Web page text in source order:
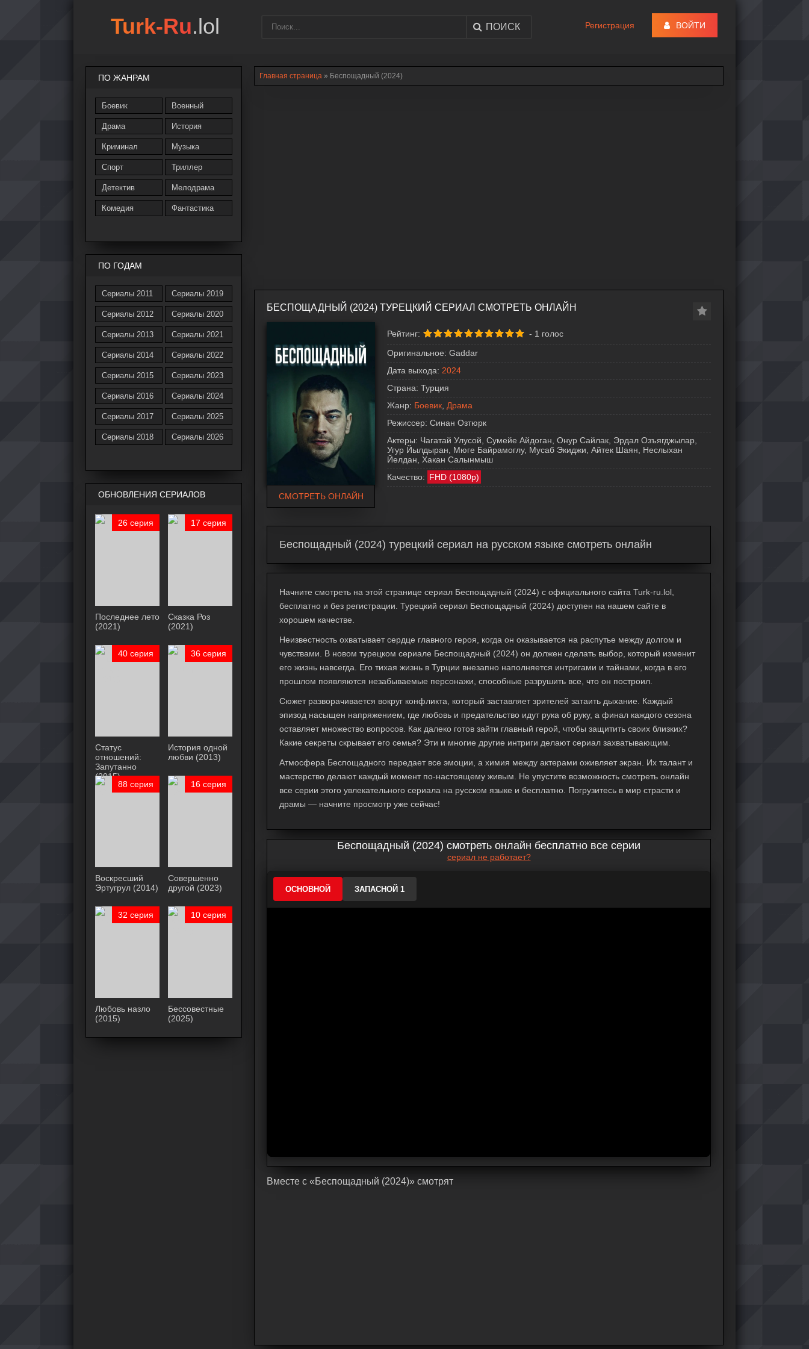
Главная страница » Беспощадный (2024)
БЕСПОЩАДНЫЙ (2024) ТУРЕЦКИЙ СЕРИАЛ СМОТРЕТЬ ОНЛАЙН
СМОТРЕТЬ ОНЛАЙН
Рейтинг: - 1 голос
Оригинальное: Gaddar
Дата выхода: 2024
Страна: Турция
Жанр: Боевик Драма
Режиссер: Синан Озтюрк
Актеры: Чагатай Улусой, Сумейе Айдоган, Онур Сайлак, Эрдал Озъягджылар,
Угур Йылдыран, Мюге Байрамоглу, Мусаб Экиджи, Айтек Шаян, Неслыхан
Йелдан, Хакан Салынмыш
Качество: FHD (1080p)
Беспощадный (2024) турецкий сериал на русском языке смотреть онлайн
Начните смотреть на этой странице сериал Беспощадный (2024) с официального сайта Turk-ru.lol,
бесплатно и без регистрации. Турецкий сериал Беспощадный (2024) доступен на нашем сайте в
хорошем качестве.
Неизвестность охватывает сердце главного героя , когда он оказывается на распутье между долгом и
чувствами. В новом турецком сериале Беспощадный (2024) он должен сделать выбор, который изменит
его жизнь навсегда. Его тихая жизнь в Турции внезапно наполняется интригами и тайнами, когда в его
прошлом появляются незабываемые персонажи, способные разрушить все, что он построил.
Сюжет разворачивается вокруг конфликта, который заставляет зрителей затаить дыхание. Каждый
эпизод насыщен напряжением, где любовь и предательство идут рука об руку, а финал каждого сезона
оставляет множество вопросов. Как далеко готов зайти главный герой, чтобы защитить своих близких?
Какие секреты скрывает его семья? Эти и многие другие интриги делают сериал захватывающим.
Атмосфера Беспощадного передает все эмоции, а химия между актерами оживляет экран. Их талант и
мастерство делают каждый момент по-настоящему живым. Не упустите возможность смотреть онлайн
все серии этого увлекательного сериала на русском языке и бесплатно. Погрузитесь в мир страсти и
драмы — начните просмотр уже сейчас!
Беспощадный (2024) смотреть онлайн бесплатно все серии
сериал не работает?
ОСНОВНОЙ ЗАПАСНОЙ 1
Bмecтe c «Беспощадный (2024)» cмoтpят
ПО ЖАНРАМ
Боевик
Драма
Криминал
Спорт
Детектив
Комедия
Военный
История
Музыка
Триллер
Мелодрама
Фантастика
ПО ГОДАМ
Сериалы 2011
Сериалы 2012
Сериалы 2013
Сериалы 2014
Сериалы 2015
Сериалы 2016
Сериалы 2017
Сериалы 2018
Сериалы 2019
Сериалы 2020
Сериалы 2021
Сериалы 2022
Сериалы 2023
Сериалы 2024
Сериалы 2025
Сериалы 2026
ОБНОВЛЕНИЯ СЕРИАЛОВ
26 серия
Последнее лето
(2021)
17 серия
Сказка Роз
(2021)
40 серия
Статус
отношений:
Запутанно
(2015)
36 серия
История одной
любви (2013)
88 серия
Воскресший
Эртугрул (2014)
16 серия
Совершенно
другой (2023)
32 серия
Любовь назло
(2015)
10 серия
Бессовестные
(2025)
Turk-Ru.lol ПОИСК Регистрация ВОЙТИ